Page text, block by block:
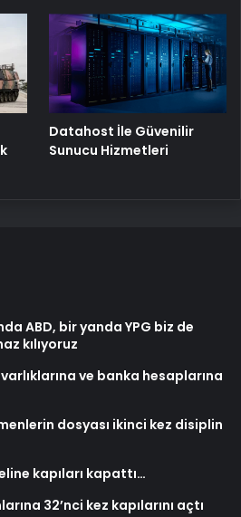
Datahost İle Güvenilir
Sunucu Hizmetleri
ABD, bir yanda YPG biz de
kılıyoruz
ve banka hesaplarına
dosyası ikinci kez disiplin
kapıları kapattı…
32’nci kez kapılarını açtı